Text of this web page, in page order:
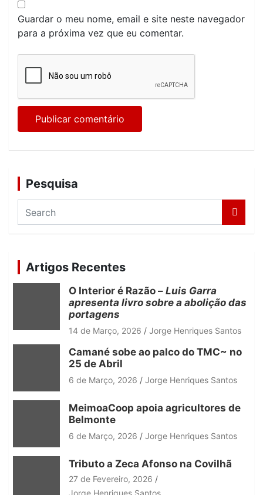
Guardar o meu nome, email e site neste navegador
para a próxima vez que eu comentar.
Pesquisa
a
c
h
Artigos Recentes
O Interior é Razão – Luis Garra
apresenta livro sobre a abolição das
portagens
14 de Março, 2026 Jorge Henriques Santos
Camané sobe ao palco do TMC~ no
25 de Abril
6 de Março, 2026 Jorge Henriques Santos
MeimoaCoop apoia agricultores de
Belmonte
6 de Março, 2026 Jorge Henriques Santos
Tributo a Zeca Afonso na Covilhã
27 de Fevereiro, 2026